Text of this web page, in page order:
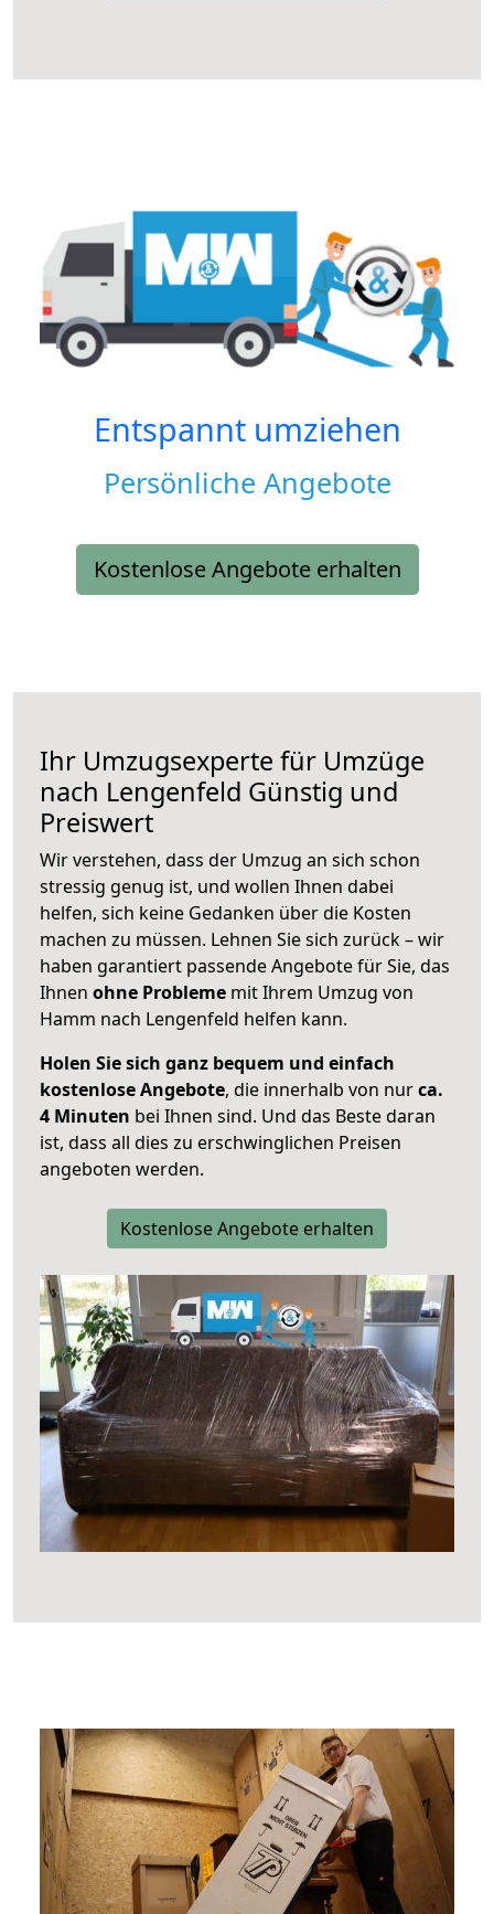
Entspannt umziehen
Persönliche Angebote
Kostenlose Angebote erhalten
Ihr Umzugsexperte für Umzüge
nach Lengenfeld Günstig und
Preiswert
Wir verstehen, dass der Umzug an sich schon
stressig genug ist, und wollen Ihnen dabei
helfen, sich keine Gedanken über die Kosten
machen zu müssen. Lehnen Sie sich zurück – wir
haben garantiert passende Angebote für Sie, das
Ihnen ohne Probleme mit Ihrem Umzug von
Hamm nach Lengenfeld helfen kann.
Holen Sie sich ganz bequem und einfach
kostenlose Angebote, die innerhalb von nurca.
4 Minuten bei Ihnen sind. Und das Beste daran
ist, dass all dies zu erschwinglichen Preisen
angeboten werden.
Kostenlose Angebote erhalten